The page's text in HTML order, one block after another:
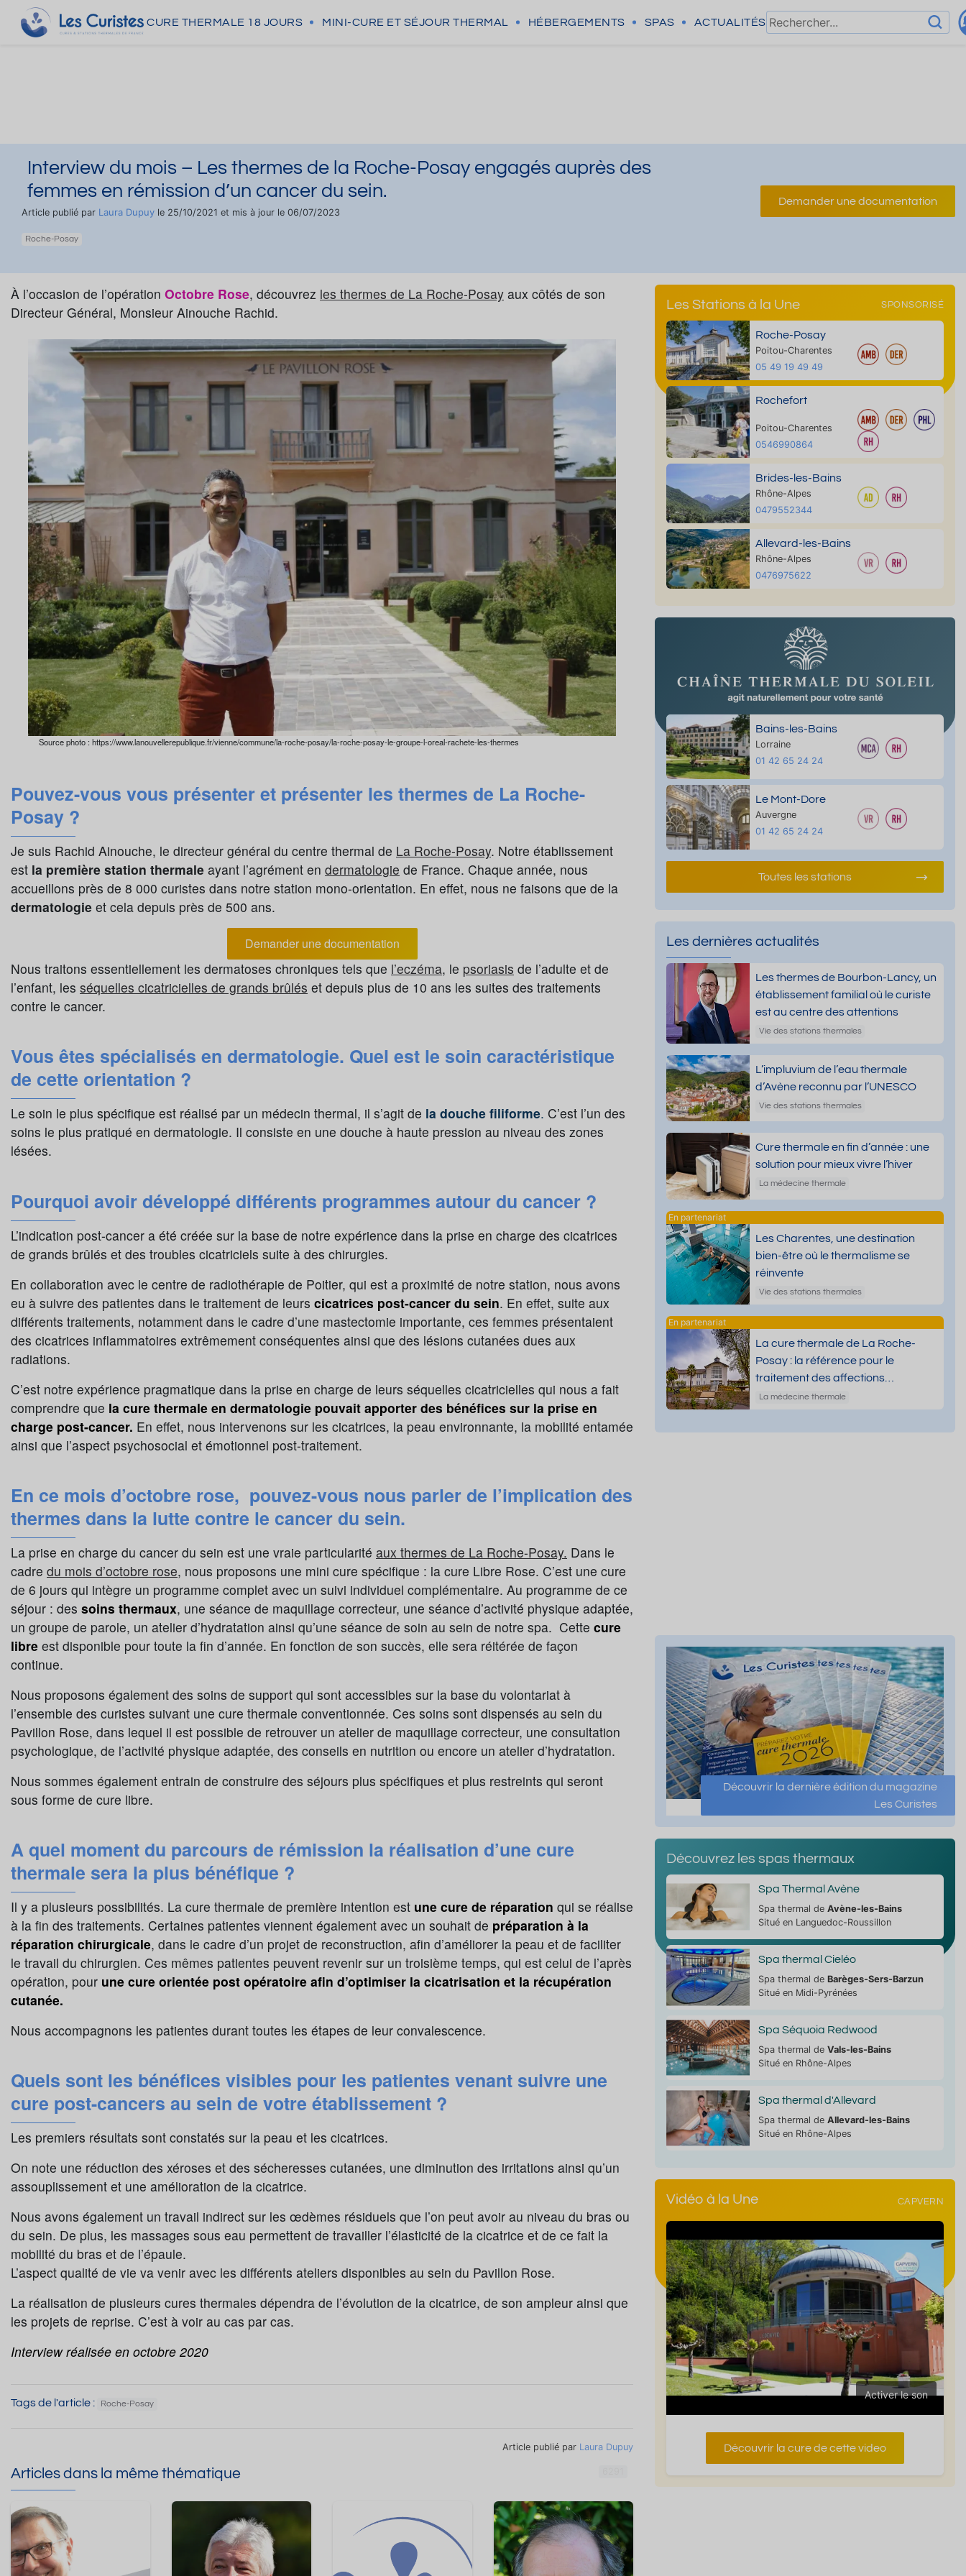
CURE THERMALE 18 JOURS MINI-CURE ET SÉJOUR THERMAL HÉBERGEMENTS SPAS ACTUALITÉS
Interview du mois – Les thermes de la Roche-Posay engagés auprès des
femmes en rémission d’un cancer du sein.
Article publié par Laura Dupuy le 25/10/2021 et mis à jour le 06/07/2023
Roche-Posay
Demander une documentation
À l’occasion de l’opération Octobre Rose, découvrez les thermes de La Roche-Posay aux côtés de son
Directeur Général, Monsieur Ainouche Rachid.
Source photo : https://www.lanouvellerepublique.fr/vienne/commune/la-roche-posay/la-roche-posay-le-groupe-l-oreal-rachete-les-thermes
Pouvez-vous vous présenter et présenter les thermes de La Roche-
Posay ?
Je suis Rachid Ainouche, le directeur général du centre thermal de La Roche-Posay. Notre établissement
est la première station thermale ayant l’agrément en dermatologie de France. Chaque année, nous
accueillons près de 8 000 curistes dans notre station mono-orientation. En effet, nous ne faisons que de la
dermatologie et cela depuis près de 500 ans.
Demander une documentation
Nous traitons essentiellement les dermatoses chroniques tels que l’eczéma, le psoriasis de l’adulte et de
l’enfant, les séquelles cicatricielles de grands brûlés et depuis plus de 10 ans les suites des traitements
contre le cancer.
Vous êtes spécialisés en dermatologie. Quel est le soin caractéristique
de cette orientation ?
Le soin le plus spécifique est réalisé par un médecin thermal, il s’agit de la douche filiforme. C’est l’un des
soins le plus pratiqué en dermatologie. Il consiste en une douche à haute pression au niveau des zones
lésées.
Pourquoi avoir développé différents programmes autour du cancer ?
L’indication post-cancer a été créée sur la base de notre expérience dans la prise en charge des cicatrices
de grands brûlés et des troubles cicatriciels suite à des chirurgies.
En collaboration avec le centre de radiothérapie de Poitier, qui est a proximité de notre station, nous avons
eu à suivre des patientes dans le traitement de leurs cicatrices post-cancer du sein. En effet, suite aux
différents traitements, notamment dans le cadre d’une mastectomie importante, ces femmes présentaient
des cicatrices inflammatoires extrêmement conséquentes ainsi que des lésions cutanées dues aux
radiations.
C’est notre expérience pragmatique dans la prise en charge de leurs séquelles cicatricielles qui nous a fait
comprendre que la cure thermale en dermatologie pouvait apporter des bénéfices sur la prise en
charge post-cancer. En effet, nous intervenons sur les cicatrices, la peau environnante, la mobilité entamée
ainsi que l’aspect psychosocial et émotionnel post-traitement.
En ce mois d’octobre rose, pouvez-vous nous parler de l’implication des
thermes dans la lutte contre le cancer du sein.
La prise en charge du cancer du sein est une vraie particularité aux thermes de La Roche-Posay. Dans le
cadre du mois d’octobre rose, nous proposons une mini cure spécifique : la cure Libre Rose. C’est une cure
de 6 jours qui intègre un programme complet avec un suivi individuel complémentaire. Au programme de ce
séjour : des soins thermaux, une séance de maquillage correcteur, une séance d’activité physique adaptée,
un groupe de parole, un atelier d’hydratation ainsi qu’une séance de soin au sein de notre spa. Cette cure
libre est disponible pour toute la fin d’année. En fonction de son succès, elle sera réitérée de façon
continue.
Nous proposons également des soins de support qui sont accessibles sur la base du volontariat à
l’ensemble des curistes suivant une cure thermale conventionnée. Ces soins sont dispensés au sein du
Pavillon Rose, dans lequel il est possible de retrouver un atelier de maquillage correcteur, une consultation
psychologique, de l’activité physique adaptée, des conseils en nutrition ou encore un atelier d’hydratation.
Nous sommes également entrain de construire des séjours plus spécifiques et plus restreints qui seront
sous forme de cure libre.
A quel moment du parcours de rémission la réalisation d’une cure
thermale sera la plus bénéfique ?
Il y a plusieurs possibilités. La cure thermale de première intention est une cure de réparation qui se réalise
à la fin des traitements. Certaines patientes viennent également avec un souhait de préparation à la
réparation chirurgicale, dans le cadre d’un projet de reconstruction, afin d’améliorer la peau et de faciliter
le travail du chirurgien. Ces mêmes patientes peuvent revenir sur un troisième temps, qui est celui de l’après
opération, pour une cure orientée post opératoire afin d’optimiser la cicatrisation et la récupération
cutanée.
Nous accompagnons les patientes durant toutes les étapes de leur convalescence.
Quels sont les bénéfices visibles pour les patientes venant suivre une
cure post-cancers au sein de votre établissement ?
Les premiers résultats sont constatés sur la peau et les cicatrices.
On note une réduction des xéroses et des sécheresses cutanées, une diminution des irritations ainsi qu’un
assouplissement et une amélioration de la cicatrice.
Nous avons également un travail indirect sur les œdèmes résiduels que l’on peut avoir au niveau du bras ou
du sein. De plus, les massages sous eau permettent de travailler l’élasticité de la cicatrice et de ce fait la
mobilité du bras et de l’épaule.
L’aspect qualité de vie va venir avec les différents ateliers disponibles au sein du Pavillon Rose.
La réalisation de plusieurs cures thermales dépendra de l’évolution de la cicatrice, de son ampleur ainsi que
les projets de reprise. C’est à voir au cas par cas.
Interview réalisée en octobre 2020
Tags de l'article : Roche-Posay
Article publié par Laura Dupuy
Articles dans la même thématique
Les Stations à la Une SPONSORISÉ
Roche-Posay
Poitou-Charentes
05 49 19 49 49
Rochefort
Poitou-Charentes
0546990864
Brides-les-Bains
Rhône-Alpes
0479552344
Allevard-les-Bains
Rhône-Alpes
0476975622
Bains-les-Bains
Lorraine
01 42 65 24 24
Le Mont-Dore
Auvergne
01 42 65 24 24
Toutes les stations
Les dernières actualités
Les thermes de Bourbon-Lancy, un
établissement familial où le curiste
est au centre des attentions
Vie des stations thermales
L’impluvium de l’eau thermale
d’Avène reconnu par l’UNESCO
Vie des stations thermales
Cure thermale en fin d’année : une
solution pour mieux vivre l’hiver
La médecine thermale
Les Charentes, une destination
bien-être où le thermalisme se
réinvente
Vie des stations thermales
La cure thermale de La Roche-
Posay : la référence pour le
traitement des affections
dermatologiques
La médecine thermale
Découvrir la dernière édition du magazine
Les Curistes
Découvrez les spas thermaux
Spa Thermal Avène
Spa thermal de Avène-les-Bains
Situé en Languedoc-Roussillon
Spa thermal Cieléo
Spa thermal de Barèges-Sers-Barzun
Situé en Midi-Pyrénées
Spa Séquoia Redwood
Spa thermal de Vals-les-Bains
Situé en Rhône-Alpes
Spa thermal d'Allevard
Spa thermal de Allevard-les-Bains
Situé en Rhône-Alpes
Vidéo à la Une CAPVERN
Activer le son
Découvrir la cure de cette video